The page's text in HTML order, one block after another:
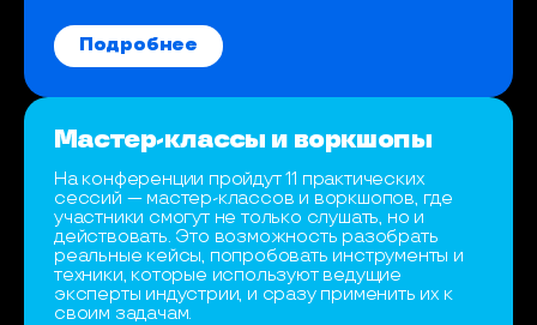
Подробнее
Мастер-классы и воркшопы
На конференции пройдут 11 практических
сессий — мастер-классов и воркшопов, где
участники смогут не только слушать, но и
действовать. Это возможность разобрать
реальные кейсы, попробовать инструменты и
техники, которые используют ведущие
эксперты индустрии, и сразу применить их к
своим задачам.